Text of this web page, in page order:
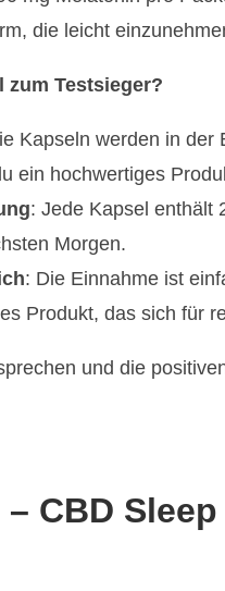
die leicht
zum Testsieger?
Kapseln werden in der
ein hochwertiges
: Jede Kapsel enthält
Morgen.
: Die Einnahme ist
Produkt, das sich für
und die
CBD